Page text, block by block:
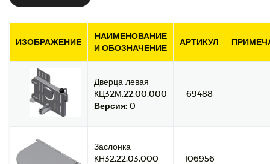
ИЗОБРАЖЕНИЕ
НАИМЕНОВАНИЕ
И ОБОЗНАЧЕНИЕ
АРТИКУЛ
Дверца левая
КЦ32М.22.00.000
Версия: 0
69488
Заслонка
КН32.22.03.000
106956